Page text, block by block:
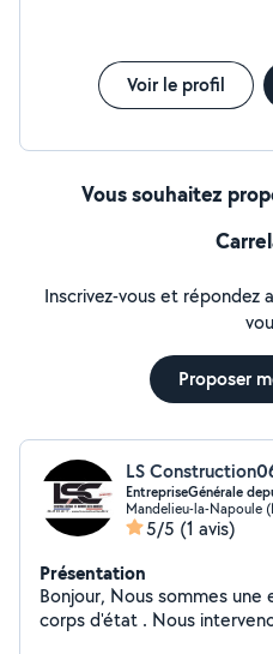
Voir le profil
Vous souhaitez
Inscrivez-vous et répondez
Proposer
LS
EntrepriseGénérale
Mandelieu-la-Napoule
5/5 (1 avis)
Présentation
Bonjour, Nous sommes une entreprise de bâtiment tous
corps d'état . Nous